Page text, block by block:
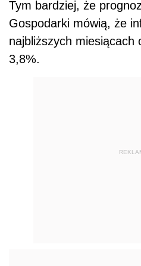
Tym bardziej, że
Gospodarki mówią, że
najbliższych miesiącach
3,8%.